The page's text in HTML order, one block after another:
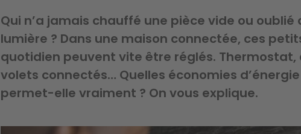
Qui n’a jamais chauffé une pièce vide ou oublié
lumière ? Dans une maison connectée, ces
quotidien peuvent vite être réglés. Thermostat,
volets connectés… Quelles économies
permet-elle vraiment ? On vous explique.